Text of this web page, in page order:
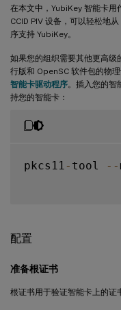
在本文中，YubiKey 智能卡用
CCID PIV 设备，可以轻松地
序支持 YubiKey。
如果您的组织需要其他更高
行版和 OpenSC 软件包的物
智能卡驱动程序。插入您的智
持您的智能卡：
pkcs11 - tool --
配置
准备根证书
根证书用于验证智能卡上的证